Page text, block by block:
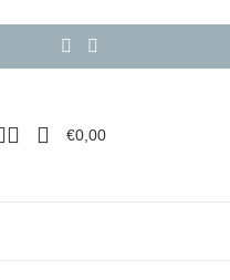
€0,00